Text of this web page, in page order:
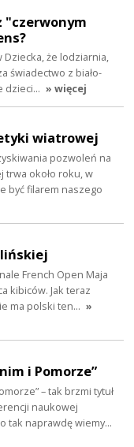
"czerwonym
Dziecka, że lodziarnia,
świadectwo z biało-
dzieci… » więcej
wiatrowej
pozwoleń na
trwa około roku, w
być filarem naszego
French Open Maja
kibiców. Jak teraz
ma polski ten… »
i Pomorze”
– tak brzmi tytuł
naukowej
tak naprawdę wiemy…